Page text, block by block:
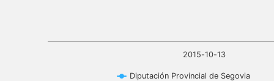
Diputación Provincial de Segovia
2015-10-13